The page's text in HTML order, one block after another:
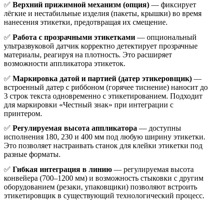
✅ Верхний прижимной механизм (опция) — фиксирует
лёгкие и нестабильные изделия (пакеты, крышки) во время
нанесения этикетки, предотвращая их смещение.
✅ Работа с прозрачными этикетками — опциональный
ультразвуковой датчик корректно детектирует прозрачные
материалы, реагируя на плотность. Это расширяет
возможности аппликатора этикеток.
✅ Маркировка датой и партией (датер этикеровщик) —
встроенный датер с риббоном (горячее тиснение) наносит до
3 строк текста одновременно с этикетированием. Подходит
для маркировки «Честный знак» при интеграции с
принтером.
✅ Регулируемая высота аппликатора — доступны
исполнения 180, 230 и 400 мм под любую ширину этикетки.
Это позволяет настраивать станок для клейки этикетки под
разные форматы.
✅ Гибкая интеграция в линию — регулируемая высота
конвейера (700–1200 мм) и возможность стыковки с другим
оборудованием (резаки, упаковщики) позволяют встроить
этикетировщик в существующий технологический процесс.